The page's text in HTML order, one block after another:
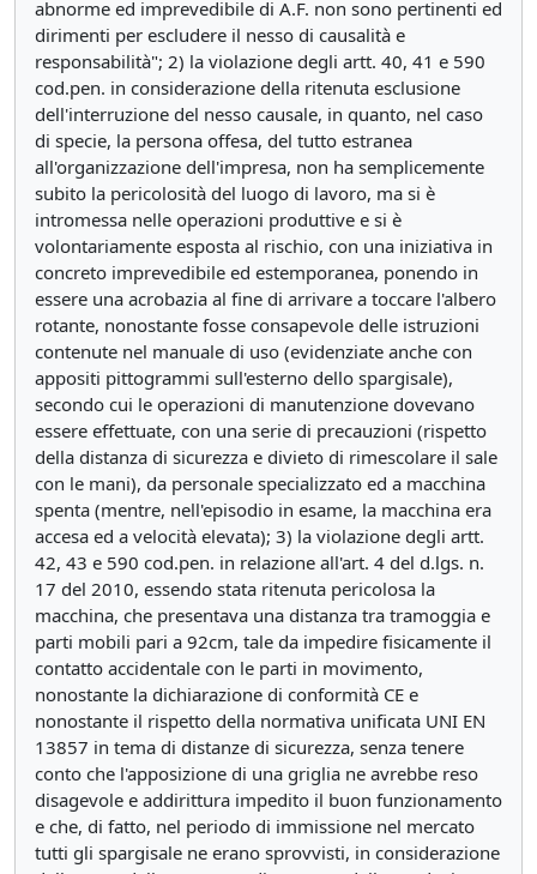
abnorme ed imprevedibile di A.F. non sono pertinenti ed
dirimenti per escludere il nesso di causalità e
responsabilità"; 2) la violazione degli artt. 40, 41 e 590
cod.pen. in considerazione della ritenuta esclusione
dell'interruzione del nesso causale, in quanto, nel caso
di specie, la persona offesa, del tutto estranea
all'organizzazione dell'impresa, non ha semplicemente
subito la pericolosità del luogo di lavoro, ma si è
intromessa nelle operazioni produttive e si è
volontariamente esposta al rischio, con una iniziativa in
concreto imprevedibile ed estemporanea, ponendo in
essere una acrobazia al fine di arrivare a toccare l'albero
rotante, nonostante fosse consapevole delle istruzioni
contenute nel manuale di uso (evidenziate anche con
appositi pittogrammi sull'esterno dello spargisale),
secondo cui le operazioni di manutenzione dovevano
essere effettuate, con una serie di precauzioni (rispetto
della distanza di sicurezza e divieto di rimescolare il sale
con le mani), da personale specializzato ed a macchina
spenta (mentre, nell'episodio in esame, la macchina era
accesa ed a velocità elevata); 3) la violazione degli artt.
42, 43 e 590 cod.pen. in relazione all'art. 4 del d.lgs. n.
17 del 2010, essendo stata ritenuta pericolosa la
macchina, che presentava una distanza tra tramoggia e
parti mobili pari a 92cm, tale da impedire fisicamente il
contatto accidentale con le parti in movimento,
nonostante la dichiarazione di conformità CE e
nonostante il rispetto della normativa unificata UNI EN
13857 in tema di distanze di sicurezza, senza tenere
conto che l'apposizione di una griglia ne avrebbe reso
disagevole e addirittura impedito il buon funzionamento
e che, di fatto, nel periodo di immissione nel mercato
tutti gli spargisale ne erano sprovvisti, in considerazione